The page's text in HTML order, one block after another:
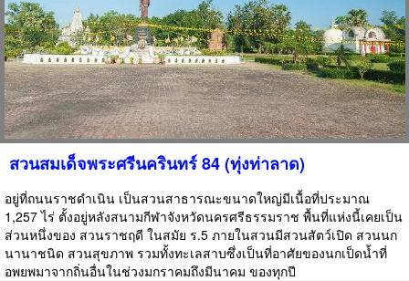
สวนสมเด็จพระศรีนครินทร์ 84 (ทุ่งท่าลาด)
อยู่ที่ถนนราชดำเนิน เป็นสวนสาธารณะขนาดใหญ่มีเนื้อที่ประมาณ
1,257 ไร่ ตั้งอยู่หลังสนามกีฬาจังหวัดนครศรีธรรมราช พื้นที่แห่งนี้เคยเป็น
ส่วนหนึ่งของ สวนราชฤดี ในสมัย ร.5 ภายในสวนมีสวนสัตว์เปิด สวนนก
นานาชนิด สวนสุขภาพ รวมทั้งทะเลสาบซึ่งเป็นที่อาศัยของนกเป็ดน้ำที่
อพยพมาจากถิ่นอื่นในช่วงมกราคมถึงมีนาคม ของทุกปี